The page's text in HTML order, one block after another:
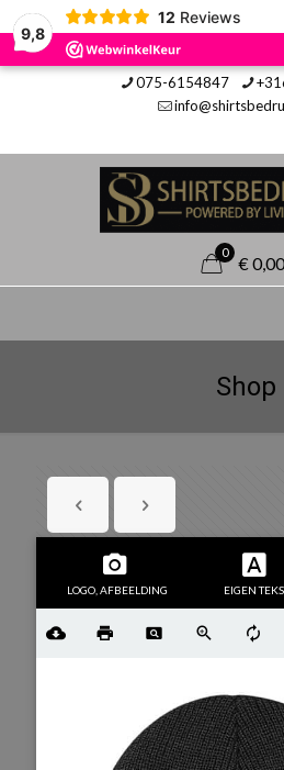
9,8
12 Reviews
075-6154847
0
€ 0,00
Shop
LOGO, AFBEELDING EIGEN